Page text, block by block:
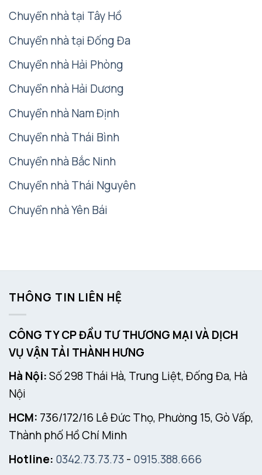
Chuyển nhà tại Tây Hồ
Chuyển nhà tại Đống Đa
Chuyển nhà Hải Phòng
Chuyển nhà Hải Dương
Chuyển nhà Nam Định
Chuyển nhà Thái Bình
Chuyển nhà Bắc Ninh
Chuyển nhà Thái Nguyên
Chuyển nhà Yên Bái
THÔNG TIN LIÊN HỆ
CÔNG TY CP ĐẦU TƯ THƯƠNG MẠI VÀ DỊCH
VỤ VẬN TẢI THÀNH HƯNG
Hà Nội:Số 298 Thái Hà, Trung Liệt, Đống Đa, Hà
Nội
HCM: 736/172/16 Lê Đức Thọ, Phường 15, Gò Vấp,
Thành phố Hồ Chí Minh
Hotline: 0342.73.73.73- 0915.388.666